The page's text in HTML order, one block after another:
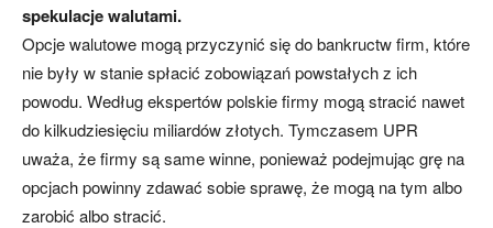
spekulacje walutami.
Opcje walutowe mogą przyczynić się do bankructw firm, które
nie były w stanie spłacić zobowiązań powstałych z ich
powodu. Według ekspertów polskie firmy mogą stracić nawet
do kilkudziesięciu miliardów złotych. Tymczasem UPR
uważa, że firmy są same winne, ponieważ podejmując grę na
opcjach powinny zdawać sobie sprawę, że mogą na tym albo
zarobić albo stracić.